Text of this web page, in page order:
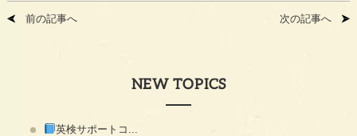
前の記事へ 次の記事へ
NEW TOPICS
英検サポートコ...